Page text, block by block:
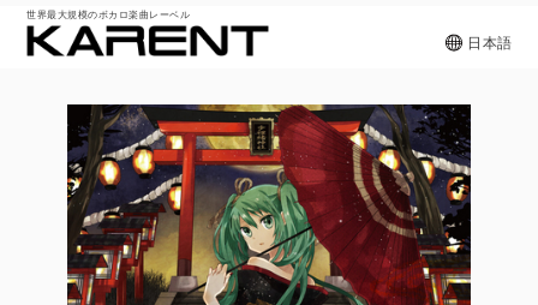
世界最大規模のボカロ楽曲レーベル
日本語